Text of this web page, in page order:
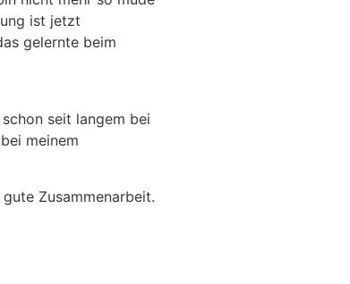
ist jetzt
gelernte beim
seit langem bei
meinem
Zusammenarbeit.